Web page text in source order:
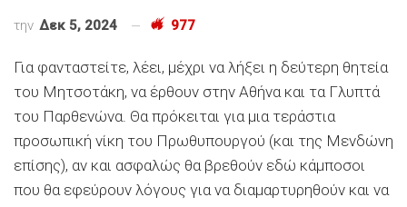
την Δεκ 5, 2024 977
Για φανταστείτε, λέει, μέχρι να λήξει η δεύτερη θητεία
του Μητσοτάκη, να έρθουν στην Αθήνα και τα Γλυπτά
του Παρθενώνα. Θα πρόκειται για μια τεράστια
προσωπική νίκη του Πρωθυπουργού (και της Μενδώνη
επίσης), αν και ασφαλώς θα βρεθούν εδώ κάμποσοι
που θα εφεύρουν λόγους για να διαμαρτυρηθούν και να